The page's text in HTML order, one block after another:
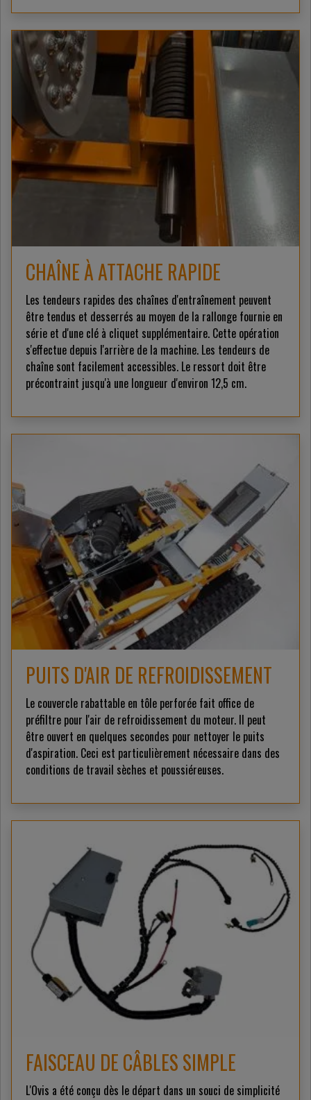
CHAÎNE À ATTACHE RAPIDE
Les tendeurs rapides des chaînes d'entraînement peuvent
être tendus et desserrés au moyen de la rallonge fournie en
série et d'une clé à cliquet supplémentaire. Cette opération
s'effectue depuis l'arrière de la machine. Les tendeurs de
chaîne sont facilement accessibles. Le ressort doit être
précontraint jusqu'à une longueur d'environ 12,5 cm.
PUITS D'AIR DE REFROIDISSEMENT
Le couvercle rabattable en tôle perforée fait office de
préfiltre pour l'air de refroidissement du moteur. Il peut
être ouvert en quelques secondes pour nettoyer le puits
d'aspiration. Ceci est particulièrement nécessaire dans des
conditions de travail sèches et poussiéreuses.
FAISCEAU DE CÂBLES SIMPLE
L'Ovis a été conçu dès le départ dans un souci de simplicité